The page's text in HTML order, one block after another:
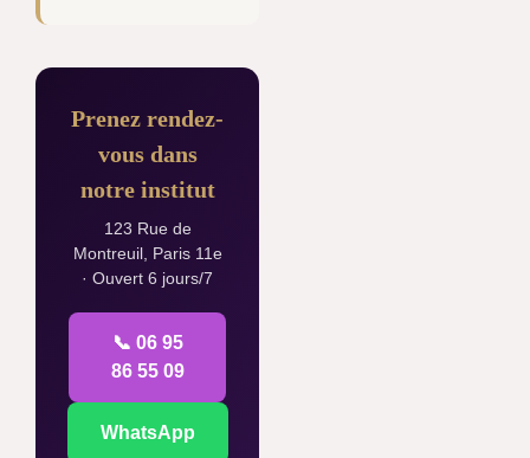
Prenez rendez-
vous dans
notre institut
123 Rue de
Montreuil, Paris 11e
· Ouvert 6 jours/7
📞 06 95
86 55 09
WhatsApp